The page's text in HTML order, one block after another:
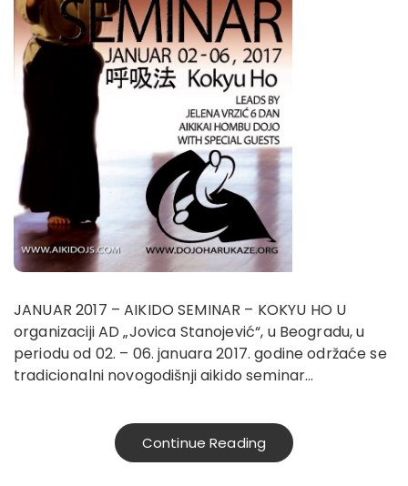
JANUAR 2017 – AIKIDO SEMINAR – KOKYU HO U
organizaciji AD „Jovica Stanojević“, u Beogradu, u
periodu od 02. – 06. januara 2017. godine održaće se
tradicionalni novogodišnji aikido seminar…
Continue Reading